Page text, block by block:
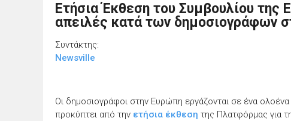
Ετήσια Έκθεση του Συμβουλίου της
απειλές κατά των δημοσιογράφων
Συντάκτης:
Newsville
Οι δημοσιογράφοι στην Ευρώπη εργάζονται σε ένα
προκύπτει από την ετήσια έκθεση της Πλατφόρμας για